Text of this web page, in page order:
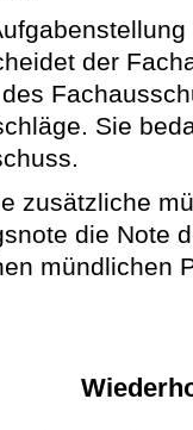
der
Sie
zusätzliche
die Note
mündlichen